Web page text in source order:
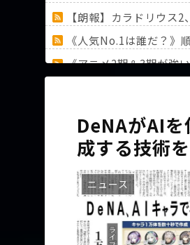
【朗報】カラドリウス
《人気No.1は誰だ？》
《アニメ2期＆3期が強
Powered by livedoor
DeNAがAI
成する技術
ニュース